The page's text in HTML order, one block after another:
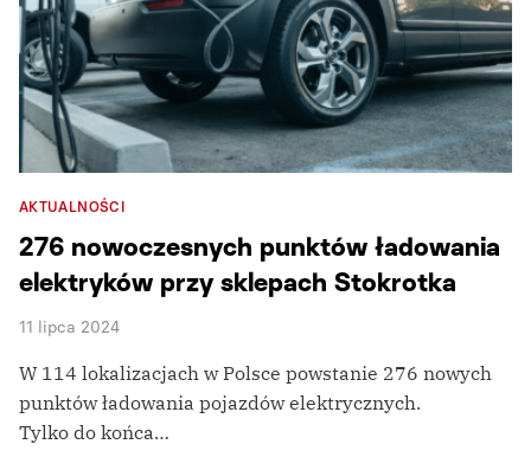
AKTUALNOŚCI
276 nowoczesnych punktów ładowania
elektryków przy sklepach Stokrotka
11 lipca 2024
W 114 lokalizacjach w Polsce powstanie 276 nowych
punktów ładowania pojazdów elektrycznych.
Tylko do końca…